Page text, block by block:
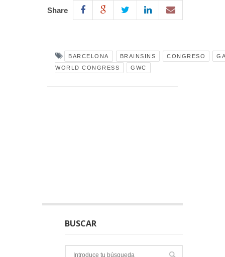
Share
BARCELONA BRAINSINS CONGRESO
WORLD CONGRESS
GWC
BUSCAR